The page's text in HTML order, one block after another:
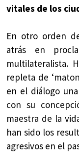
vitales de los
En otro orden
atrás en
multilateralista.
repleta de
en el diálogo
con su
maestra de la
han sido los
agresivos en el